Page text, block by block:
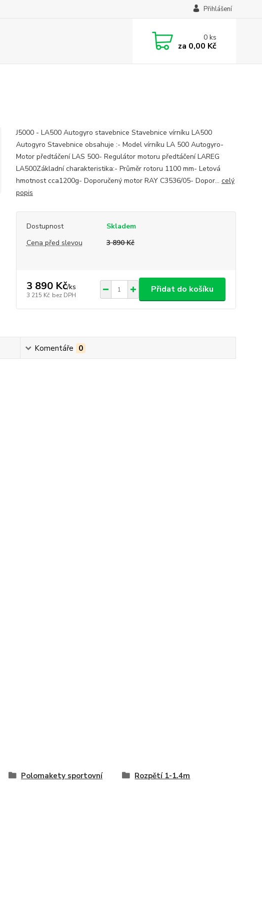
Přihlášení
0ks
za 0,00 Kč
J5000 - LA500 Autogyro stavebnice Stavebnice vírníku LA500
Autogyro Stavebnice obsahuje :- Model vírníku LA 500 Autogyro-
Motor předtáčení LAS 500- Regulátor motoru předtáčení LAREG
LA500Základní charakteristika:- Průměr rotoru 1100 mm- Letová
hmotnost cca1200g- Doporučený motor RAY C3536/05- Dopor... celý
popis
Dostupnost
Skladem
Cena před slevou
3 890 Kč
3 890 Kč/ks
3 215 Kč bez DPH
Přidat do košíku
Komentáře 0
Polomakety sportovní Rozpětí 1-1.4m